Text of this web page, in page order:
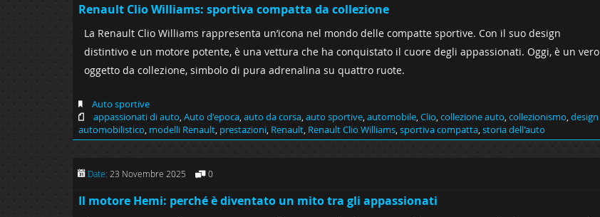
Renault Clio Williams: sportiva compatta da collezione
La Renault Clio Williams rappresenta un’icona nel mondo delle compatte sportive. Con il suo design
distintivo e un motore potente, è una vettura che ha conquistato il cuore degli appassionati. Oggi, è un vero
oggetto da collezione, simbolo di pura adrenalina su quattro ruote.
Auto sportive
appassionati di auto,Auto d'epoca,auto da corsa,auto sportive,automobile,Clio,collezione auto,collezionismo,design
automobilistico, modelli Renault, prestazioni, Renault, Renault Clio Williams,sportiva compatta,storia dell'auto
Date: 23 Novembre 2025 0
Il motore Hemi: perché è diventato un mito tra gli appassionati